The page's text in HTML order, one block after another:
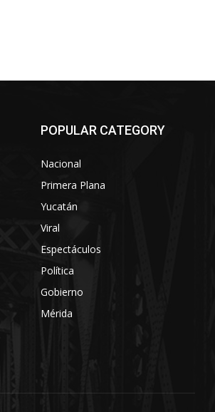
POPULAR CATEGORY
Nacional
Primera Plana
Yucatán
Viral
Espectáculos
Política
Gobierno
Mérida